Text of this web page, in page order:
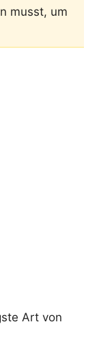
musst, um
Art von